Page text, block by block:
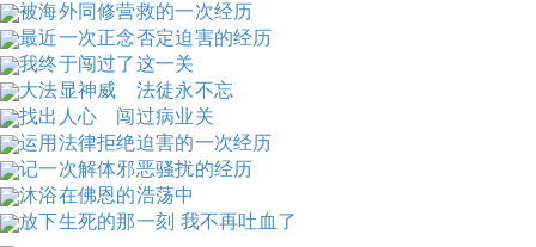
被海外同修营救的一次经历
最近一次正念否定迫害的经历
我终于闯过了这一关
大法显神威 法徒永不忘
找出人心 闯过病业关
运用法律拒绝迫害的一次经历
记一次解体邪恶骚扰的经历
沐浴在佛恩的浩荡中
放下生死的那一刻 我不再吐血了